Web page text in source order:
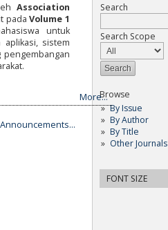
Search
Search Scope
Browse
By Issue
By Author
By Title
Other Journals
FONT SIZE
Association
padaVolume 1
untuk
sistem
More...